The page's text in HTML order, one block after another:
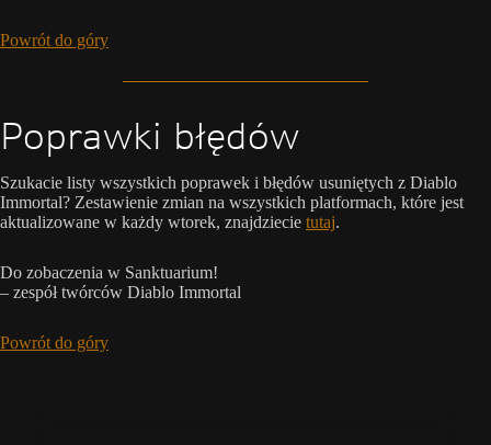
Powrót do góry
Poprawki błędów
Szukacie listy wszystkich poprawek i błędów usuniętych z Diablo
Immortal? Zestawienie zmian na wszystkich platformach, które jest
aktualizowane w każdy wtorek, znajdziecie tutaj.
Do zobaczenia w Sanktuarium!
– zespół twórców Diablo Immortal
Powrót do góry